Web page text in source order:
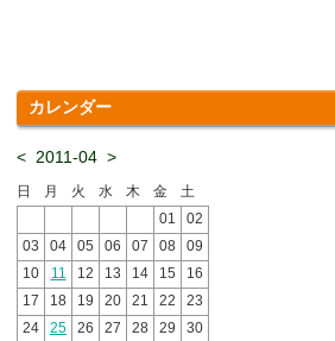
カレンダー
< 2011-04 >
日 月 火 水 木 金
土
01
02
03
04 05 06 07 08
09
10
11 12 13 14 15
16
17
18 19 20 21 22
23
24
25 26 27 28 29 30